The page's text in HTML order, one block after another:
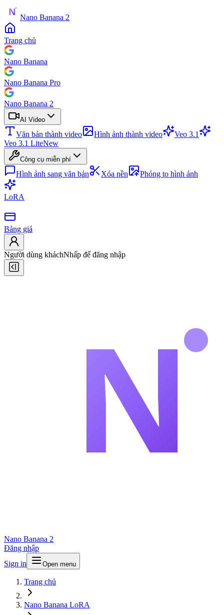
Nano Banana 2
Trang chủ
Nano Banana
Nano Banana Pro
Nano Banana 2
AI Video
Văn bản thành video Hình ảnh thành video
Veo 3.1
Veo 3.1 LiteNew
Công cụ miễn phí
Hình ảnh sang văn bản Xóa nền Phóng to hình ảnh
LoRA
Bảng giá
Người dùng kháchNhấp để đăng nhập
Nano Banana 2
Đăng nhập
Sign in
Open menu
Trang chủ
Nano Banana LoRA